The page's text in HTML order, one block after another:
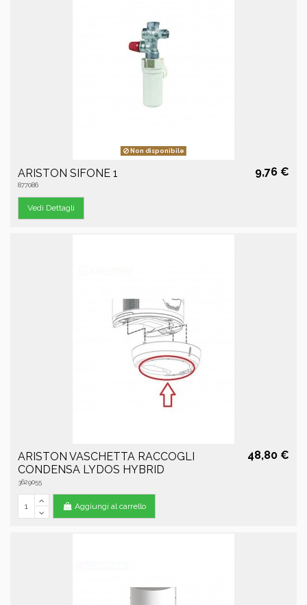
Non disponibile
ARISTON SIFONE 1
877086
9,76 €
Vedi Dettagli
ARISTON VASCHETTA RACCOGLI
CONDENSA LYDOS HYBRID
3629055
48,80 €
Aggiungi al carrello